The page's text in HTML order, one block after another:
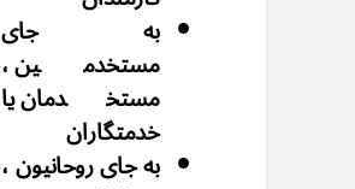
به جای
مستخدمین ،
مستخدمان یا
خدمتگاران
به جای روحانیون ،